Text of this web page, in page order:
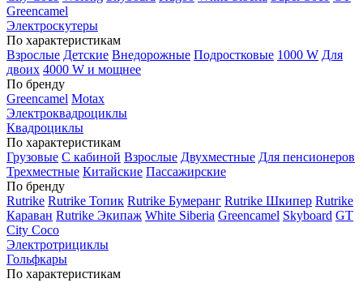
Greencamel
Электроскутеры
По характеристикам
Взрослые Детские Внедорожные Подростковые 1000 W Для
двоих 4000 W и мощнее
По бренду
Greencamel Motax
Электроквадроциклы
Квадроциклы
По характеристикам
Грузовые С кабиной Взрослые Двухместные Для пенсионеров
Трехместные Китайские Пассажирские
По бренду
Rutrike Rutrike Топик Rutrike Бумеранг Rutrike Шкипер Rutrike
Караван Rutrike Экипаж White Siberia Greencamel Skyboard GT
City Coco
Электротрициклы
Гольфкары
По характеристикам